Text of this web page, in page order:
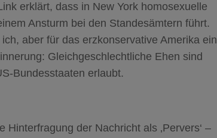
erklärt, dass in New York homosexuelle
Ansturm bei den Standesämtern führt.
aber für das erzkonservative Amerika ein
Gleichgeschlechtliche Ehen sind
Bundesstaaten erlaubt.
der Nachricht als ‚Pervers‘ –